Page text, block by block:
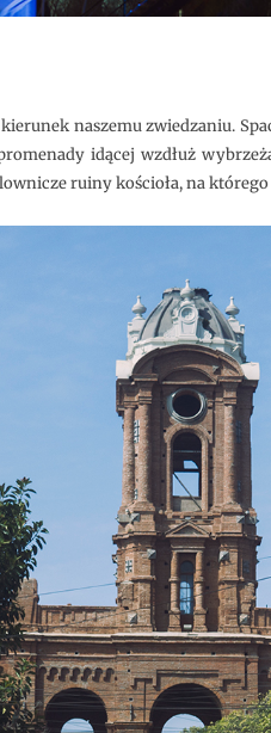
naszemu zwiedzaniu.
idącej wzdłuż
ruiny kościoła, na